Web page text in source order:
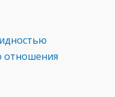
отношения